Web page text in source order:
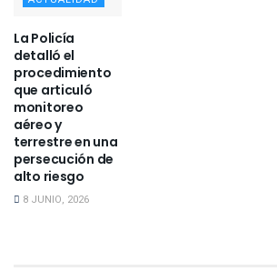
La Policía
detalló el
procedimiento
que articuló
monitoreo
aéreo y
terrestre en una
persecución de
alto riesgo
8 JUNIO, 2026